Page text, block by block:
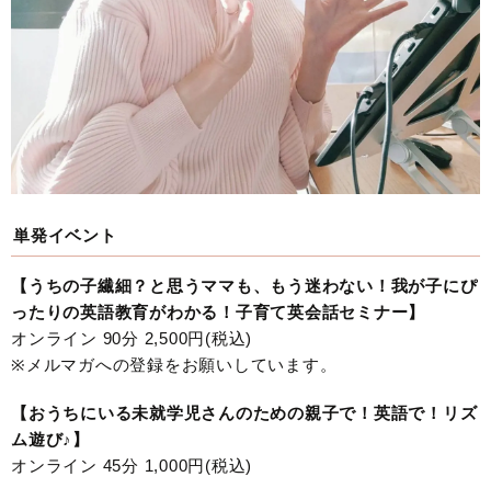
単発イベント
【うちの子繊細？と思うママも、もう迷わない！我が子にぴ
ったりの英語教育がわかる！子育て英会話セミナー】
オンライン 90分 2,500円(税込)
※メルマガへの登録をお願いしています。
【おうちにいる未就学児さんのための親子で！英語で！リズ
ム遊び♪】
オンライン 45分 1,000円(税込)